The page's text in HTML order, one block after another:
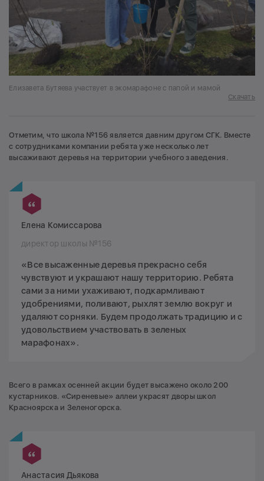
Елизавета Бутяева участвует в экомарафоне с папой и мамой
Скачать
Отметим, что школа №156 является давним другом СГК. Вместе
с сотрудниками компании ребята уже несколько лет
высаживают деревья на территории учебного заведения.
Елена Комиссарова
директор школы №156
«Все высаженные деревья прекрасно себя
чувствуют и украшают нашу территорию. Ребята
сами за ними ухаживают, подкармливают
удобрениями, поливают, рыхлят землю вокруг и
удаляют сорняки. Будем продолжать традицию и с
удовольствием участвовать в зеленых
марафонах».
Всего в рамках осенней акции будет высажено около 200
кустарников. «Сиреневые» аллеи украсят дворы школ
Красноярска и Зеленогорска.
Анастасия Дьякова